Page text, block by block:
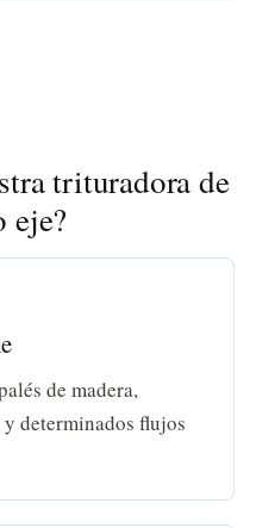
trituradora de
eje?
de madera,
determinados flujos